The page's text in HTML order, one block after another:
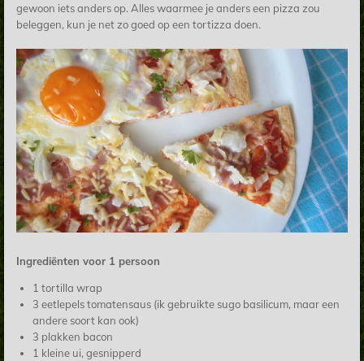
gewoon iets anders op. Alles waarmee je anders een pizza zou
beleggen, kun je net zo goed op een tortizza doen.
Ingrediënten voor 1 persoon
1 tortilla wrap
3 eetlepels tomatensaus (ik gebruikte sugo basilicum, maar een
andere soort kan ook)
3 plakken bacon
1 kleine ui, gesnipperd